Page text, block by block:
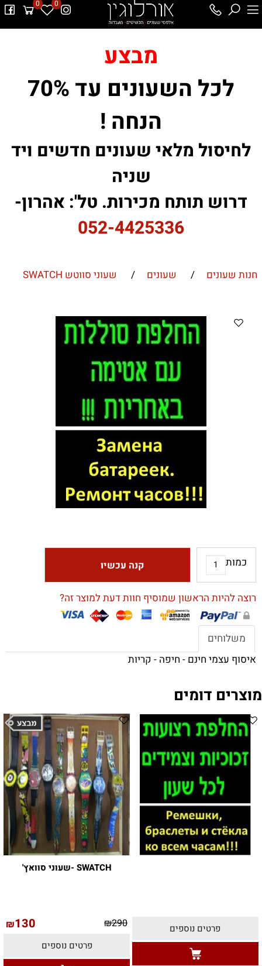
0 0
מבצע
לכל השעונים עד 70%
הנחה !
לחיסול מלאי שעונים חדשים ויד
שניה
דרוש תותח מכירות. טל': אהרון-
052-4425336
חנות שעונים / שעונים / שעוני סווטש SWATCH
כמות קנה עכשיו
רוצה להיות הראשון שמוסיף חוות דעת למוצר זה?
משלוחים
איסוף עצמי חינם - חיפה - קריות
מוצרים דומים
פרטים נוספים
SWATCH -שעוני סוואץ'
₪290
₪130
פרטים נוספים